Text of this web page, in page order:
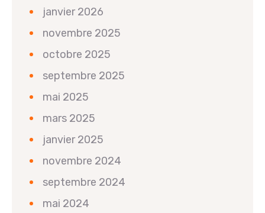
janvier 2026
novembre 2025
octobre 2025
septembre 2025
mai 2025
mars 2025
janvier 2025
novembre 2024
septembre 2024
mai 2024